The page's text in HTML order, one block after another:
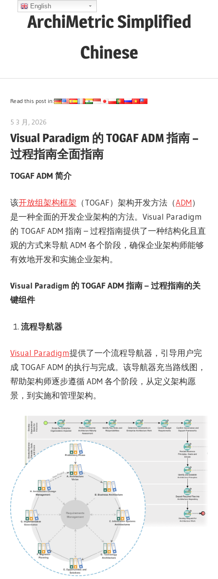
ArchiMetric Simplified
Chinese
Ops,
Agile
and
More
Read this post in:
5 3 月, 2026
Visual Paradigm 的 TOGAF ADM 指南 –
过程指南全面指南
TOGAF ADM 简介
该开放组架构框架 （TOGAF）架构开发方法（ADM）
是一种全面的开发企业架构的方法。Visual Paradigm
的 TOGAF ADM 指南 – 过程指南提供了一种结构化且直
观的方式来导航 ADM 各个阶段，确保企业架构师能够
有效地开发和实施企业架构。
Visual Paradigm 的 TOGAF ADM 指南 – 过程指南的关
键组件
流程导航器
Visual Paradigm提供了一个流程导航器，引导用户完
成 TOGAF ADM 的执行与完成。该导航器充当路线图，
帮助架构师逐步遵循 ADM 各个阶段，从定义架构愿
景，到实施和管理架构。
English